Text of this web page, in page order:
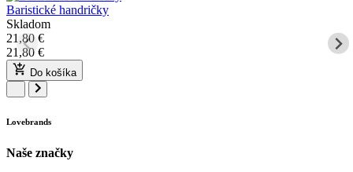
Baristické handričky
Skladom
21,80 €
21,80 €
Do košíka
Lovebrands
Naše značky